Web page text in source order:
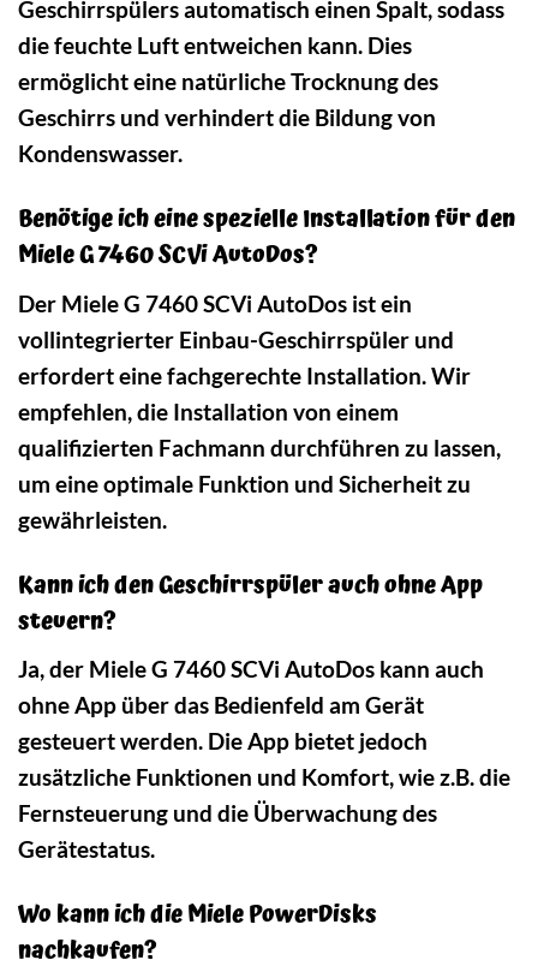
Geschirrspülers automatisch einen Spalt, sodass
die feuchte Luft entweichen kann. Dies
ermöglicht eine natürliche Trocknung des
Geschirrs und verhindert die Bildung von
Kondenswasser.
Benötige ich eine spezielle Installation für den
Miele G 7460 SCVi AutoDos?
Der Miele G 7460 SCVi AutoDos ist ein
vollintegrierter Einbau-Geschirrspüler und
erfordert eine fachgerechte Installation. Wir
empfehlen, die Installation von einem
qualifizierten Fachmann durchführen zu lassen,
um eine optimale Funktion und Sicherheit zu
gewährleisten.
Kann ich den Geschirrspüler auch ohne App
steuern?
Ja, der Miele G 7460 SCVi AutoDos kann auch
ohne App über das Bedienfeld am Gerät
gesteuert werden. Die App bietet jedoch
zusätzliche Funktionen und Komfort, wie z.B. die
Fernsteuerung und die Überwachung des
Gerätestatus.
Wo kann ich die Miele PowerDisks
nachkaufen?